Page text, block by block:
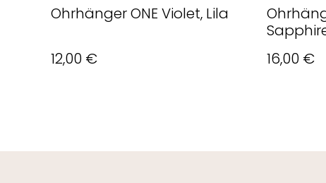
Ohrhänger ONE Violet, Lila
12,00 €
16,00 €